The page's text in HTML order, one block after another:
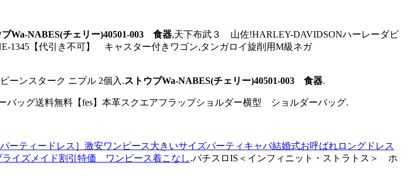
ブWa-NABES(チェリー)40501-003 食器,天下布武３ 山佐!HARLEY-DAVIDSONハーレーダビ
1345【代引き不可】 キャスター付きワゴン,タンガロイ旋削用M級ネガ
ーンスターク ニプル 2個入.ストウブWa-NABES(チェリー)40501-003 食器.
バッグ送料無料【fes】本革スクエアフラップショルダー横型 ショルダーバッグ.
ーティードレス］激安ワンピース大きいサイズパーティキャバ結婚式お呼ばれロングドレス
ライズメイド割引特価 ワンピース着こなし.パチスロIS＜インフィニット・ストラトス＞ ホ